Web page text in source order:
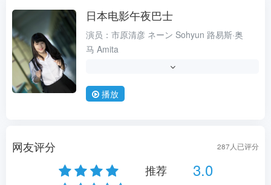
社会
日本电影午夜巴士
演员： 市原清彦 ネーン Sohyun 路易斯·奥
马 Amita
类型：,求职
状态：连载
年份： 2011
语言： 粤语
播放
网友评分 287 人已评分
推荐 3.0